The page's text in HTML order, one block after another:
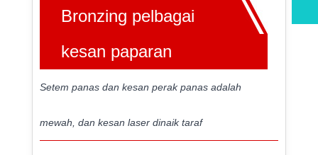
Bronzing pelbagai
kesan paparan
Setem panas dan kesan perak panas adalah
mewah, dan kesan laser dinaik taraf